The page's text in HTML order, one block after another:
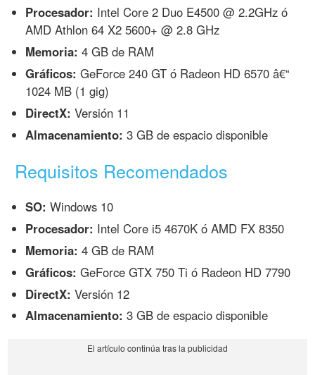
Procesador: Intel Core 2 Duo E4500 @ 2.2GHz ó
AMD Athlon 64 X2 5600+ @ 2.8 GHz
Memoria: 4 GB de RAM
Gráficos: GeForce 240 GT ó Radeon HD 6570 â€“
1024 MB (1 gig)
DirectX: Versión 11
Almacenamiento: 3 GB de espacio disponible
Requisitos Recomendados
SO: Windows 10
Procesador: Intel Core i5 4670K ó AMD FX 8350
Memoria: 4 GB de RAM
Gráficos: GeForce GTX 750 Ti ó Radeon HD 7790
DirectX: Versión 12
Almacenamiento: 3 GB de espacio disponible